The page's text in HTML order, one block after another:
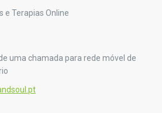
e Terapias Online
uma chamada para rede móvel de